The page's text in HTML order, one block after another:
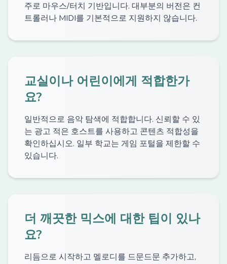
주로 마우스/터치 기반입니다. 대부분의 버전은 컨
트롤러나 MIDI를 기본적으로 지원하지 않습니다.
교실이나 어린이에게 적합한가
요?
일반적으로 음악 탐색에 적합합니다. 신뢰할 수 있
는 광고 적은 호스트를 사용하고 콘텐츠 적합성을
확인하십시오. 일부 학교는 게임 포털을 제한할 수
있습니다.
더 깨끗한 믹스에 대한 팁이 있나
요?
리듬으로 시작하고 멜로디를 드문드문 추가하고,